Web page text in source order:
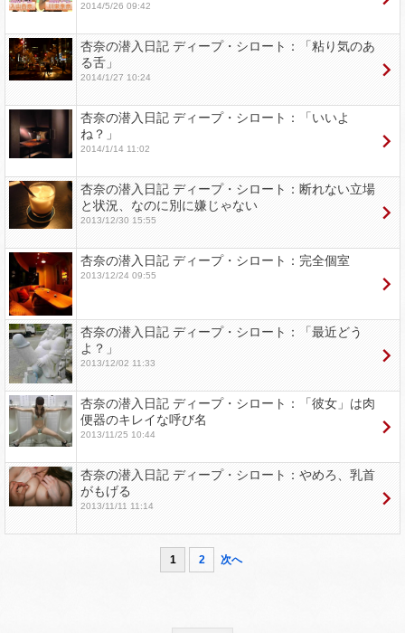
2014/5/26 09:42
杏奈の潜入日記 ディープ・シロート：「粘り気のあ
る舌」
2014/1/27 10:24
杏奈の潜入日記 ディープ・シロート：「いいよ
ね？」
2014/1/14 11:02
杏奈の潜入日記 ディープ・シロート：断れない立場
と状況、なのに別に嫌じゃない
2013/12/30 15:55
杏奈の潜入日記 ディープ・シロート：完全個室
2013/12/24 09:55
杏奈の潜入日記 ディープ・シロート：「最近どう
よ？」
2013/12/02 11:33
杏奈の潜入日記 ディープ・シロート：「彼女」は肉
便器のキレイな呼び名
2013/11/25 10:44
杏奈の潜入日記 ディープ・シロート：やめろ、乳首
がもげる
2013/11/11 11:14
1 2 次へ